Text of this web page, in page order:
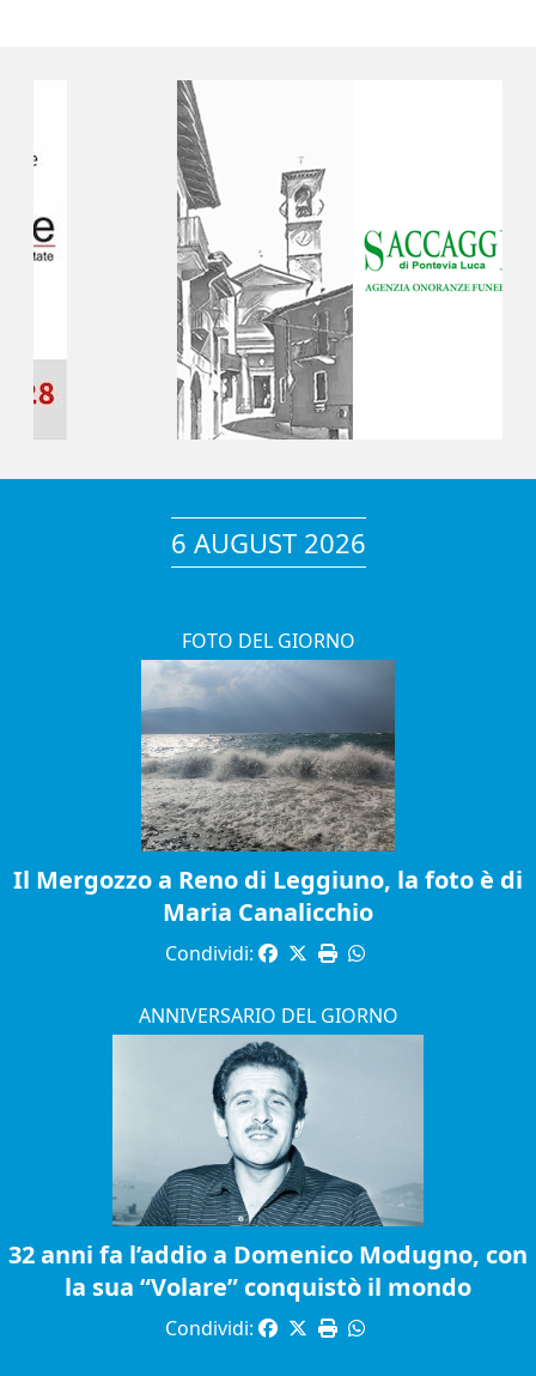
6 AUGUST 2026
FOTO DEL GIORNO
Il Mergozzo a Reno di Leggiuno, la foto è di
Maria Canalicchio
Condividi:
ANNIVERSARIO DEL GIORNO
32 anni fa l’addio a Domenico Modugno, con
la sua “Volare” conquistò il mondo
Condividi: